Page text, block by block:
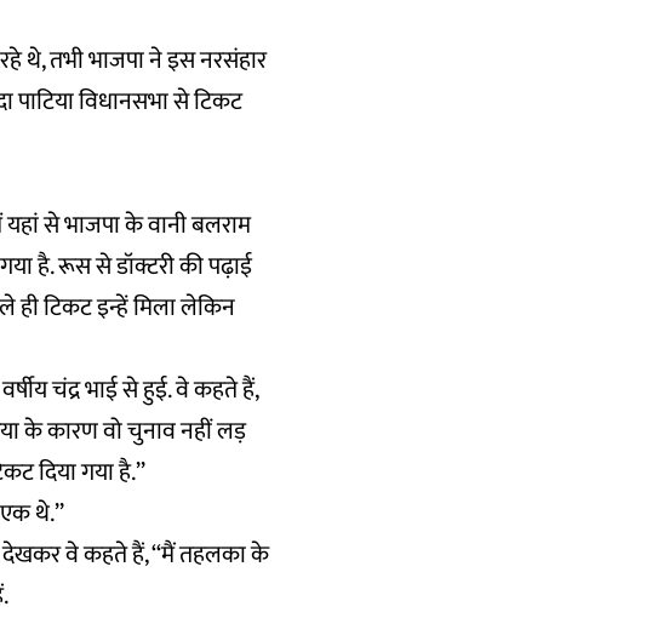
तभी भाजपा ने इस नरसंहार
पाटिया विधानसभा से टिकट
से भाजपा के वानी बलराम
है. रूस से डॉक्टरी की पढ़ाई
ही टिकट इन्हें मिला लेकिन
चंद्र भाई से हुई. वे कहते हैं,
के कारण वो चुनाव नहीं लड़
दिया गया है.’’
थे.’’
वे कहते हैं, ‘‘मैं तहलका के